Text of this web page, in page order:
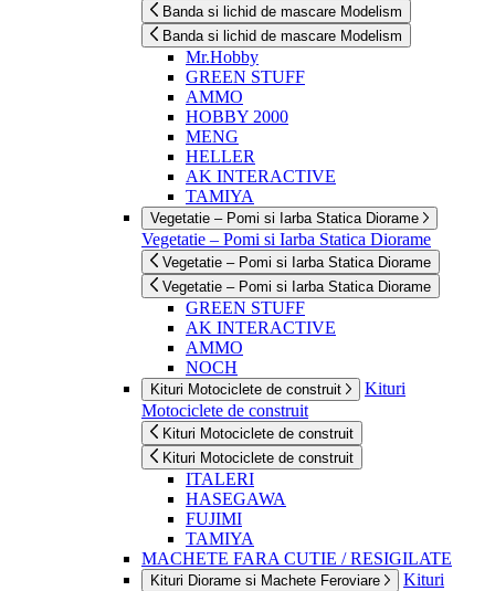
Banda si lichid de mascare Modelism
Banda si lichid de mascare Modelism
Mr.Hobby
GREEN STUFF
AMMO
HOBBY 2000
MENG
HELLER
AK INTERACTIVE
TAMIYA
Vegetatie – Pomi si Iarba Statica Diorame
Vegetatie – Pomi si Iarba Statica Diorame
Vegetatie – Pomi si Iarba Statica Diorame
Vegetatie – Pomi si Iarba Statica Diorame
GREEN STUFF
AK INTERACTIVE
AMMO
NOCH
Kituri Motociclete de construit
Kituri
Motociclete de construit
Kituri Motociclete de construit
Kituri Motociclete de construit
ITALERI
HASEGAWA
FUJIMI
TAMIYA
MACHETE FARA CUTIE / RESIGILATE
Kituri Diorame si Machete Feroviare
Kituri